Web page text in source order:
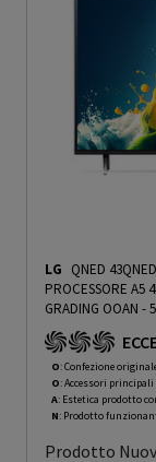
LG QNED
PROCESSORE A5 4K
GRADING OOAN -
O: Confezione
O: Accessori
A: Estetica prodotto
N: Prodotto
Prodotto